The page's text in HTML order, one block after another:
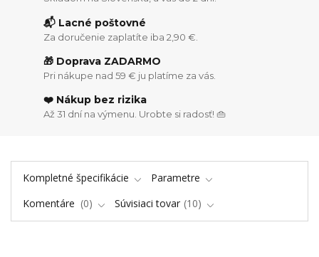
📬 Lacné poštovné
Za doručenie zaplatíte iba 2,90 €.
🎁 Doprava ZADARMO
Pri nákupe nad 59 € ju platíme za vás.
❤️ Nákup bez rizika
Až 31 dní na výmenu. Urobte si radosť! 👜
Kompletné špecifikácie
Parametre
Komentáre
0 Súvisiaci tovar 10